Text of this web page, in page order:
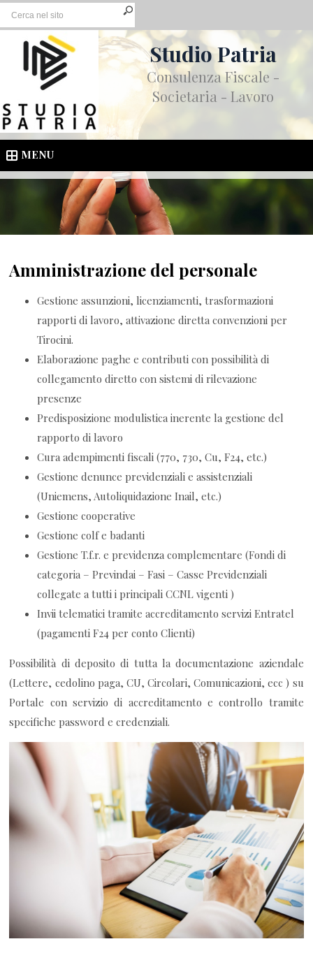
Studio Patria
Consulenza Fiscale -
Societaria - Lavoro
MENU
Amministrazione del personale
Gestione assunzioni, licenziamenti, trasformazioni
rapporti di lavoro, attivazione diretta convenzioni per
Tirocini.
Elaborazione paghe e contributi con possibilità di
collegamento diretto con sistemi di rilevazione
presenze
Predisposizione modulistica inerente la gestione del
rapporto di lavoro
Cura adempimenti fiscali (770, 730, Cu, F24, etc.)
Gestione denunce previdenziali e assistenziali
(Uniemens, Autoliquidazione Inail, etc.)
Gestione cooperative
Gestione colf e badanti
Gestione T.f.r. e previdenza complementare (Fondi di
categoria – Previndai – Fasi – Casse Previdenziali
collegate a tutti i principali CCNL vigenti )
Invii telematici tramite accreditamento servizi Entratel
(pagamenti F24 per conto Clienti)
Possibilità di deposito di tutta la documentazione aziendale
(Lettere, cedolino paga, CU, Circolari, Comunicazioni, ecc ) su
Portale con servizio di accreditamento e controllo tramite
specifiche password e credenziali.